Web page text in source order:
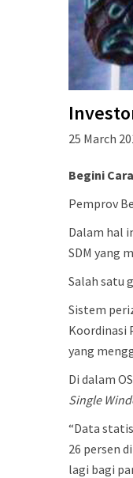
25 March
Begini
Pemprov
Dalam hal
SDM yang
Salah satu
Sistem
Koordinasi
yang
Di dalam
Single
“Data
26 persen
lagi bagi